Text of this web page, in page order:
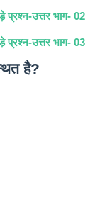
प्रश्न-उत्तरभाग- 02
प्रश्न-उत्तरभाग- 03
है?